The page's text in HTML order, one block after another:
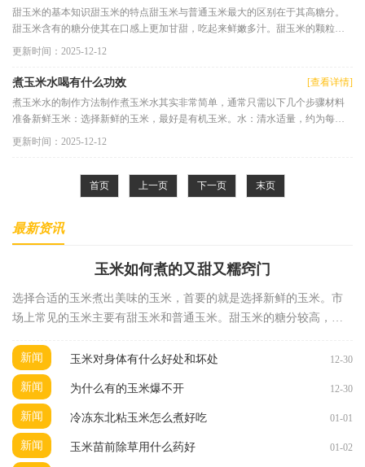
甜玉米的基本知识甜玉米的特点甜玉米与普通玉米最大的区别在于其高糖分。
甜玉米含有的糖分使其在口感上更加甘甜，吃起来鲜嫩多汁。甜玉米的颗粒饱
满，颜色呈黄色或金色，吃上
更新时间：2025-12-12
煮玉米水喝有什么功效
[查看详情]
煮玉米水的制作方法制作煮玉米水其实非常简单，通常只需以下几个步骤材料
准备新鲜玉米：选择新鲜的玉米，最好是有机玉米。水：清水适量，约为每根
玉米1升。制作步骤清洗玉米：
更新时间：2025-12-12
首页 上一页 下一页 末页
最新资讯
玉米如何煮的又甜又糯窍门
选择合适的玉米煮出美味的玉米，首要的就是选择新鲜的玉米。市
场上常见的玉米主要有甜玉米和普通玉米。甜玉米的糖分较高，煮
新闻
玉米对身体有什么好处和坏处 12-30
新闻 为什么有的玉米爆不开 12-30
新闻 冷冻东北粘玉米怎么煮好吃 01-01
新闻 玉米苗前除草用什么药好 01-02